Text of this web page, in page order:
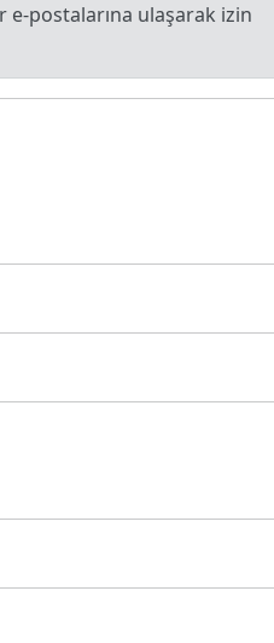
e-postalarına ulaşarak izin